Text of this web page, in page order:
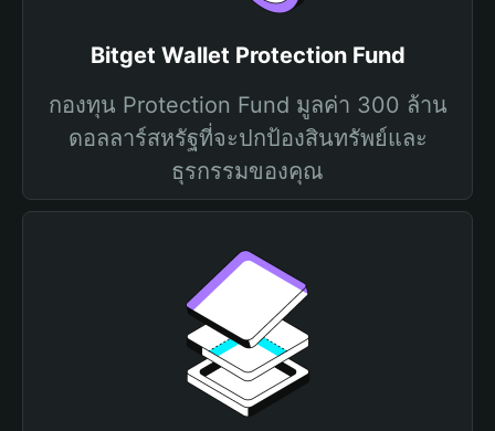
Bitget Wallet Protection Fund
กองทุน Protection Fund มูลค่า 300 ล้าน
ดอลลาร์สหรัฐที่จะปกป้องสินทรัพย์และ
ธุรกรรมของคุณ